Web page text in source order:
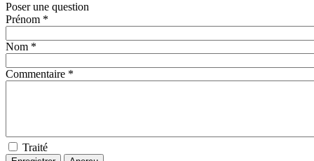
Poser une question
Prénom *
Nom *
Commentaire *
Traité